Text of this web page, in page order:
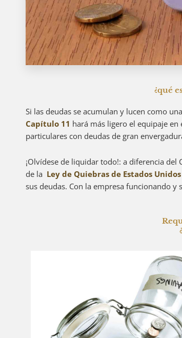
¿qué
Si las deudas se acumulan y lucen como
Capítulo 11 hará más ligero el equipaje
particulares con deudas de gran
¡Olvídese de liquidar todo!: a diferencia del
de la Ley de Quiebras de Estados Unidos
sus deudas. Con la empresa funcionando